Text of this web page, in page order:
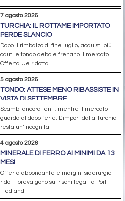
7 agosto 2026
TURCHIA: IL ROTTAME IMPORTATO
PERDE SLANCIO
Dopo il rimbalzo di fine luglio, acquisti più
cauti e tondo debole frenano il mercato.
Offerta Ue ridotta
5 agosto 2026
TONDO: ATTESE MENO RIBASSISTE IN
VISTA DI SETTEMBRE
Scambi ancora lenti, mentre il mercato
guarda al dopo ferie. L’import dalla Turchia
resta un’incognita
4 agosto 2026
MINERALE DI FERRO AI MINIMI DA 13
MESI
Offerta abbondante e margini siderurgici
ridotti prevalgono sui rischi legati a Port
Hedland